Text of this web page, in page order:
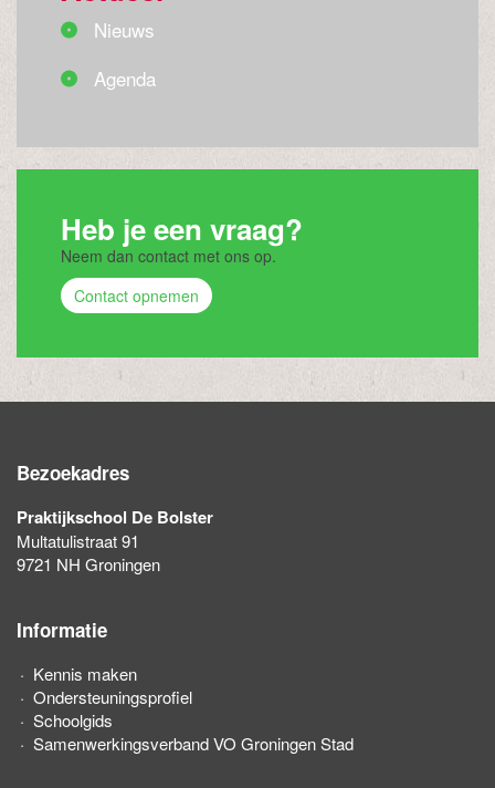
Nieuws
Agenda
Heb je een vraag?
Neem dan contact met ons op.
Contact opnemen
Bezoekadres
Praktijkschool De Bolster
Multatulistraat 91
9721 NH Groningen
Informatie
Kennis maken
Ondersteuningsprofiel
Schoolgids
Samenwerkingsverband VO Groningen Stad